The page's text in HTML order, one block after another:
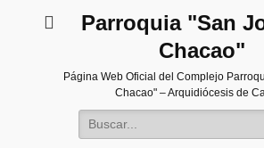
Parroquia "San
Chacao"
Página Web Oficial del Complejo
Chacao" – Arquidiócesis de
Buscar: